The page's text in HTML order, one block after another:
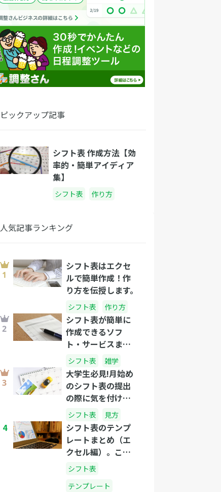
ピックアップ記事
シフト表 作成方法【効
率的・簡単アイディア
集】
シフト表 作り方
人気記事ランキング
シフト表はエクセ
ルで簡単作成！作
り方を伝授します。
シフト表 作り方
シフト表が簡単に
作成できるソフ
ト・サービスまと
め
シフト表 雑学
大学生必見!月始め
のシフト表の提出
の際に気を付ける
べきことまとめ
シフト表 見方
4
シフト表のテンプ
レートまとめ（エ
クセル編）。これ
でしっかりシフト
管理！
シフト表
テンプレート